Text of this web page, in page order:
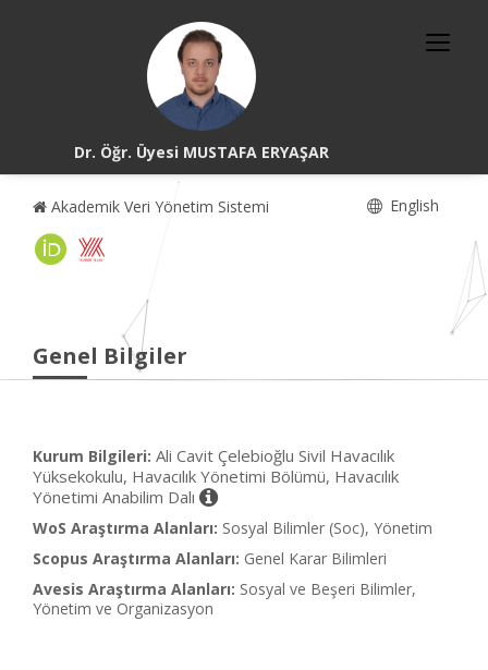
Dr. Öğr. Üyesi MUSTAFA ERYAŞAR
Akademik Veri Yönetim Sistemi English
Genel Bilgiler
Kurum Bilgileri: Ali Cavit Çelebioğlu Sivil Havacılık
Yüksekokulu, Havacılık Yönetimi Bölümü, Havacılık
Yönetimi Anabilim Dalı
WoS Araştırma Alanları: Sosyal Bilimler (Soc), Yönetim
Scopus Araştırma Alanları: Genel Karar Bilimleri
Avesis Araştırma Alanları: Sosyal ve Beşeri Bilimler,
Yönetim ve Organizasyon